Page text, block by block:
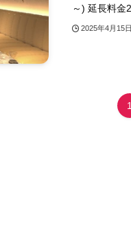
～) 延長料金
2025年4月15日
1